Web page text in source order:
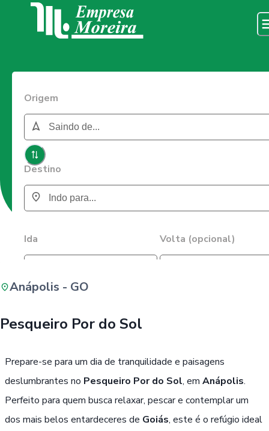
Origem
Destino
Ida Volta (opcional)
Anápolis - GO
Pesqueiro Por do Sol
Prepare-se para um dia de tranquilidade e paisagens
deslumbrantes no Pesqueiro Por do Sol, em Anápolis.
Perfeito para quem busca relaxar, pescar e contemplar um
dos mais belos entardeceres de Goiás, este é o refúgio ideal